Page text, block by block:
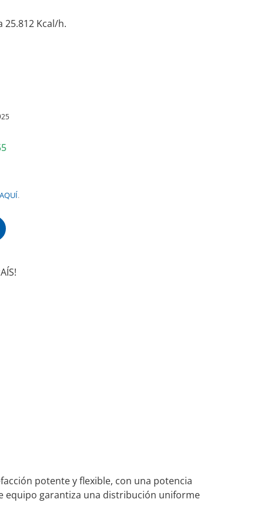
25.812 Kcal/h.
AQUÍ.
potente y flexible, con una potencia
equipo garantiza una distribución uniforme